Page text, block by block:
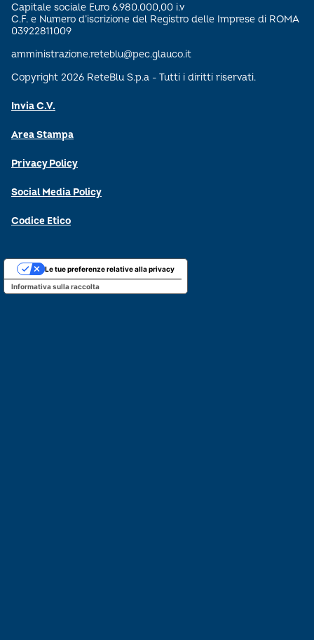
Capitale sociale Euro 6.980.000,00 i.v
C.F. e Numero d’iscrizione del Registro delle Imprese di ROMA
03922811009
amministrazione.reteblu@pec.glauco.it
Copyright 2026 ReteBlu S.p.a - Tutti i diritti riservati.
Invia C.V.
Area Stampa
Privacy Policy
Social Media Policy
Codice Etico
Informativa sulla raccolta
Le tue preferenze relative alla privacy